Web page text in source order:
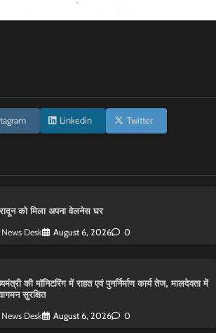
Linkedin Twitter
को मिला अपना वेलनेस घर
News Desk August 6, 2026 0
की मॉनिटरिंग में राहत एवं पुनर्निर्माण कार्य तेज, मालदेवता में
सुरक्षित
News Desk August 6, 2026 0